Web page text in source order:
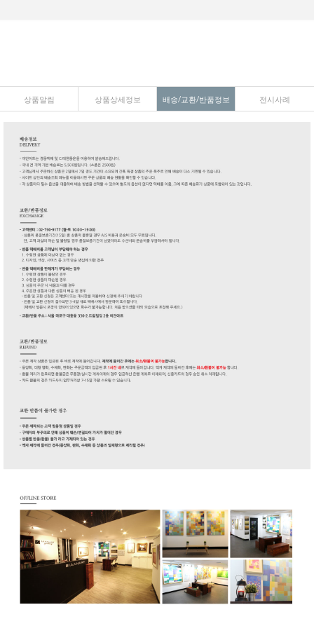
상품알림 상품상세정보 배송/교환/반품정보 전시사례